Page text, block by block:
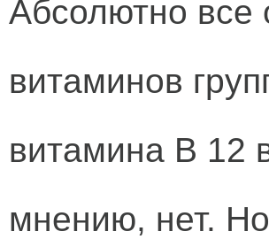
Абсолютно все
витаминов
витамина В 12
мнению, нет.